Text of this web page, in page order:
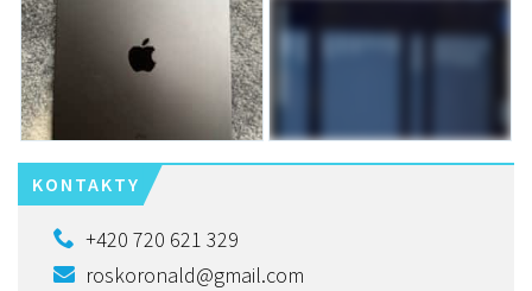
KONTAKTY
+420 720 621 329
roskoronald@gmail.com